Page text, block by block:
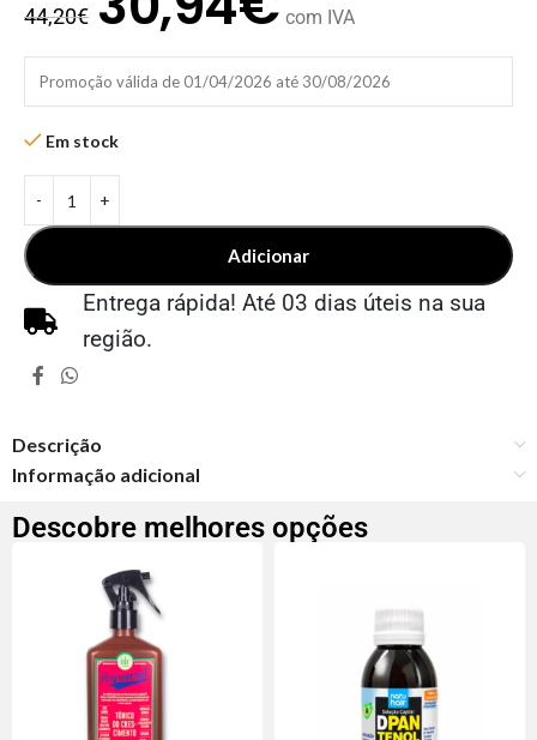
44,20€ com IVA
Promoção válida de 01/04/2026 até 30/08/2026
Em stock
Adicionar
Entrega rápida! Até 03 dias úteis na sua
região.
Descrição
Informação adicional
Descobre melhores opções